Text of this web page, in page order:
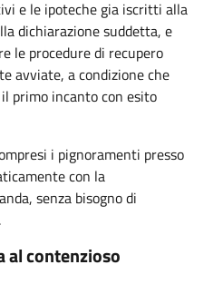
e le ipoteche gia iscritti alla
dichiarazione suddetta, e
le procedure di recupero
avviate, a condizione che
primo incanto con esito
i pignoramenti presso
con la
senza bisogno di
al contenzioso